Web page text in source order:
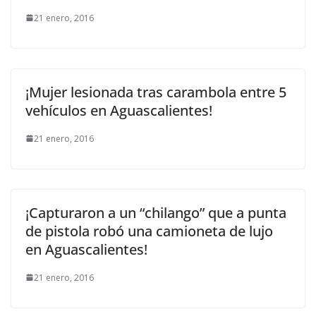
21 enero, 2016
¡Mujer lesionada tras carambola entre 5
vehículos en Aguascalientes!
21 enero, 2016
¡Capturaron a un “chilango” que a punta
de pistola robó una camioneta de lujo
en Aguascalientes!
21 enero, 2016